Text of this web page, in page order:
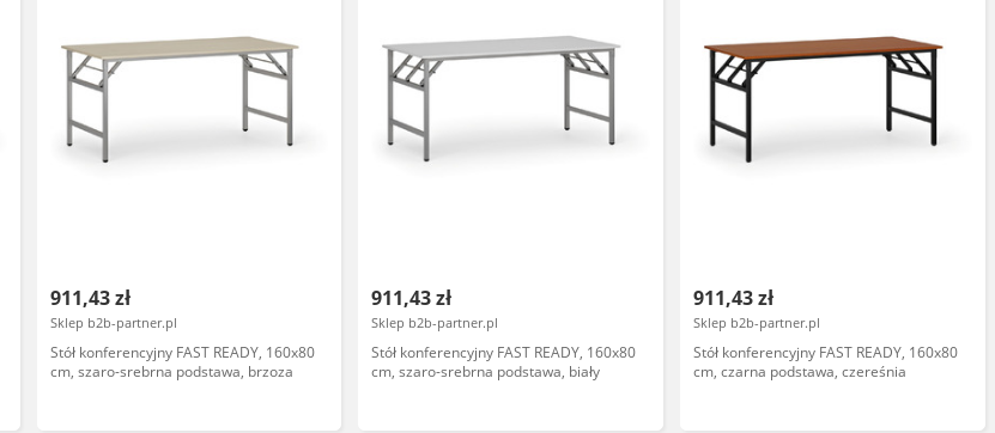
911,43 zł
Sklep b2b-partner.pl
Stół konferencyjny FAST READY, 160x80
cm, szaro-srebrna podstawa, brzoza
911,43 zł
Sklep b2b-partner.pl
Stół konferencyjny FAST READY, 160x80
cm, szaro-srebrna podstawa, biały
911,43 zł
Sklep b2b-partner.pl
Stół konferencyjny FAST READY, 160x80
cm, czarna podstawa, czereśnia